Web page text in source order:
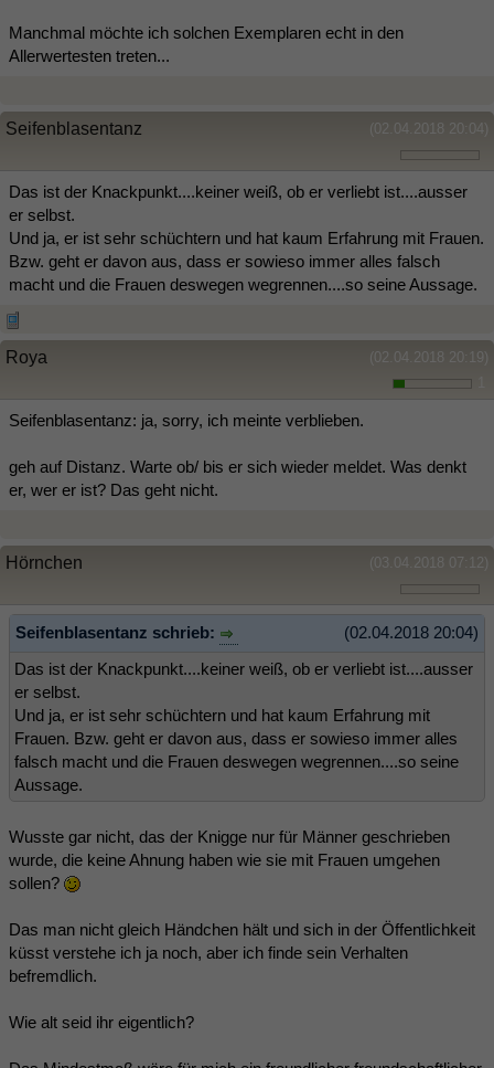
Manchmal möchte ich solchen Exemplaren echt in den
Allerwertesten treten...
(02.04.2018 20:04)
Seifenblasentanz
Das ist der Knackpunkt....keiner weiß, ob er verliebt ist....ausser
er selbst.
Und ja, er ist sehr schüchtern und hat kaum Erfahrung mit Frauen.
Bzw. geht er davon aus, dass er sowieso immer alles falsch
macht und die Frauen deswegen wegrennen....so seine Aussage.
(02.04.2018 20:19)
Roya
Seifenblasentanz: ja, sorry, ich meinte verblieben.
geh auf Distanz. Warte ob/ bis er sich wieder meldet. Was denkt
er, wer er ist? Das geht nicht.
(03.04.2018 07:12)
Hörnchen
(02.04.2018 20:04)
Seifenblasentanz schrieb:
Das ist der Knackpunkt....keiner weiß, ob er verliebt ist....ausser
er selbst.
Und ja, er ist sehr schüchtern und hat kaum Erfahrung mit
Frauen. Bzw. geht er davon aus, dass er sowieso immer alles
falsch macht und die Frauen deswegen wegrennen....so seine
Aussage.
Wusste gar nicht, das der Knigge nur für Männer geschrieben
wurde, die keine Ahnung haben wie sie mit Frauen umgehen
sollen?
Das man nicht gleich Händchen hält und sich in der Öffentlichkeit
küsst verstehe ich ja noch, aber ich finde sein Verhalten
befremdlich.
Wie alt seid ihr eigentlich?